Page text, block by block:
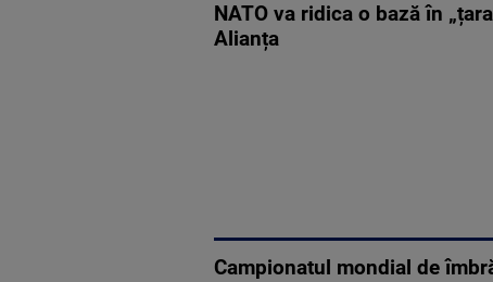
NATO va ridica o bază în
Alianța
Campionatul mondial de